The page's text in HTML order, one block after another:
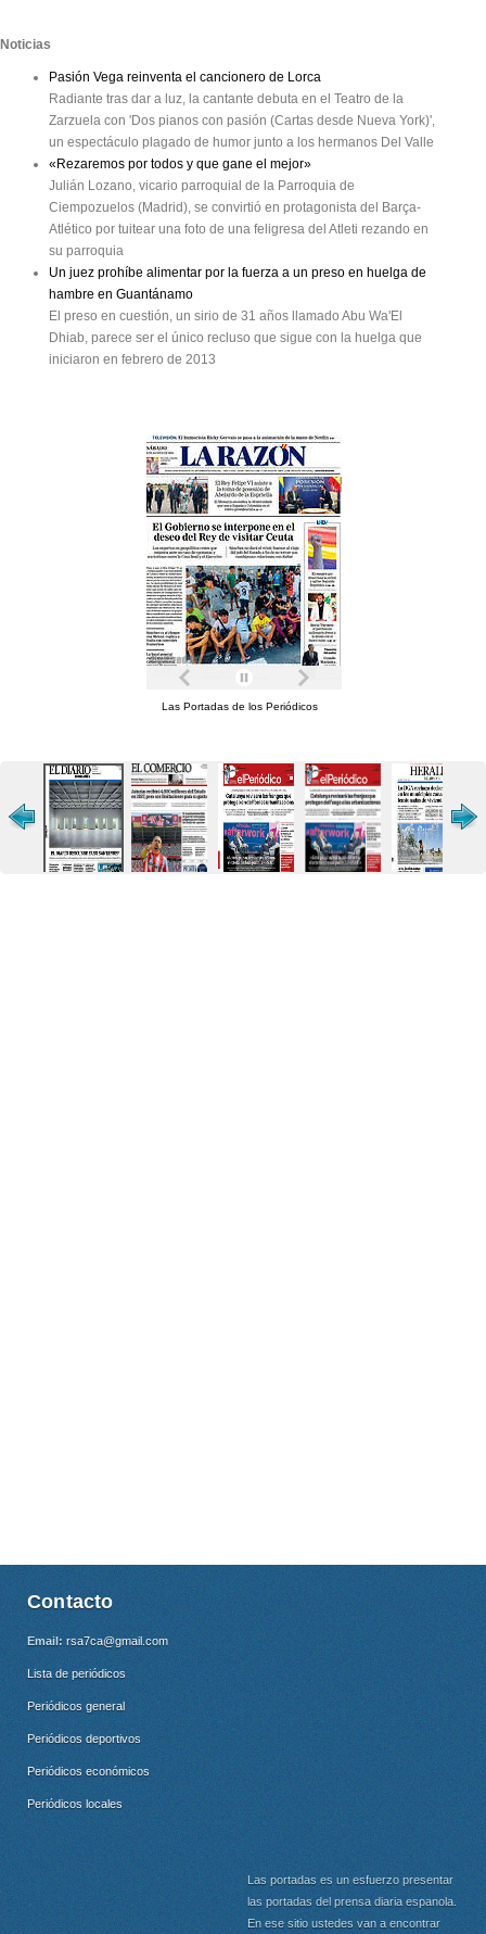
Noticias
Pasión Vega reinventa el cancionero de Lorca
Radiante tras dar a luz, la cantante debuta en el Teatro de la
Zarzuela con 'Dos pianos con pasión (Cartas desde Nueva York)',
un espectáculo plagado de humor junto a los hermanos Del Valle
«Rezaremos por todos y que gane el mejor»
Julián Lozano, vicario parroquial de la Parroquia de
Ciempozuelos (Madrid), se convirtió en protagonista del Barça-
Atlético por tuitear una foto de una feligresa del Atleti rezando en
su parroquia
Un juez prohíbe alimentar por la fuerza a un preso en huelga de
hambre en Guantánamo
El preso en cuestión, un sirio de 31 años llamado Abu Wa'El
Dhiab, parece ser el único recluso que sigue con la huelga que
iniciaron en febrero de 2013
Las Portadas de los Periódicos
Contacto
Email: rsa7ca@gmail.com
Lista de periódicos
Periódicos general
Periódicos deportivos
Periódicos económicos
Periódicos locales
Las portadas es un esfuerzo presentar
las portadas del prensa diaria espanola.
En ese sitio ustedes van a encontrar